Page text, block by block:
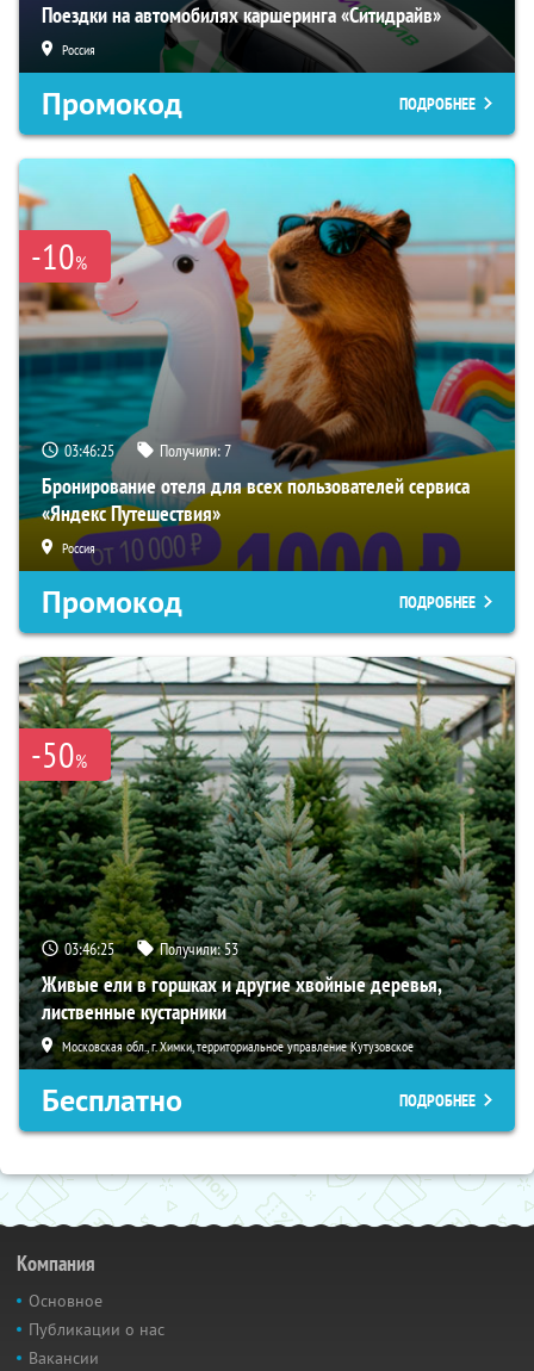
Поездки на автомобилях каршеринга «Ситидрайв»
Россия
Промокод ПОДРОБНЕЕ
-10%
03:46:24 Получили:7
Бронирование отеля для всех пользователей сервиса
«Яндекс Путешествия»
Россия
Промокод ПОДРОБНЕЕ
-50%
03:46:24 Получили:53
Живые ели в горшках и другие хвойные деревья,
лиственные кустарники
Московская обл., г. Химки, территориальное управление Кутузовское
Бесплатно ПОДРОБНЕЕ
Компания
Основное
Публикации о нас
Вакансии